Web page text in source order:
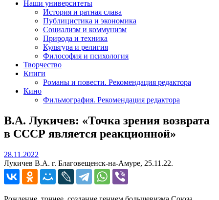
Наши университеты
История и ратная слава
Публицистика и экономика
Социализм и коммунизм
Природа и техника
Культура и религия
Философия и психология
Творчество
Книги
Романы и повести. Рекомендация редактора
Кино
Фильмография. Рекомендация редактора
В.А. Лукичев: «Точка зрения возврата
в СССР является реакционной»
28.11.2022
Лукичев В.А. г. Благовещенск-на-Амуре, 25.11.22.